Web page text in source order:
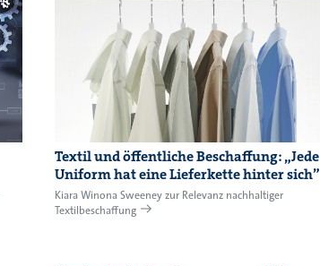
Textil und öffentliche Beschaffung: „Jede
Uniform hat eine Lieferkette hinter sich”
Kiara Winona Sweeney zur Relevanz nachhaltiger
Textilbeschaffung